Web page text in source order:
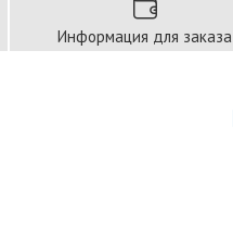
Информация для заказа